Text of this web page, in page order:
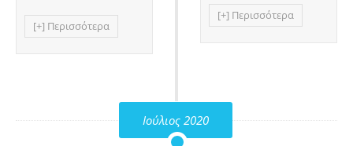
[+] Περισσότερα
[+] Περισσότερα
Ιούλιος 2020